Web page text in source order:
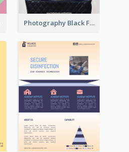
Photography Black Friday Flyer With Different Fonts